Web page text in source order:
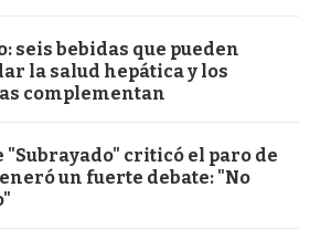
seis bebidas que pueden
la salud hepática y los
complementan
"Subrayado" criticó el paro de
un fuerte debate: "No